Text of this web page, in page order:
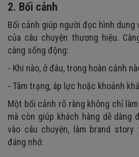
2. Bối cảnh
Bối cảnh giúp người đọc hình dung
của câu chuyện thương hiệu.
càng sống động:
- Khi nào, ở đâu, trong hoàn cảnh
- Tâm trạng, áp lực hoặc khoảnh
Một bối cảnh rõ ràng không chỉ
mà còn giúp khách hàng dễ dàng
vào câu chuyện, làm brand
đáng nhớ.